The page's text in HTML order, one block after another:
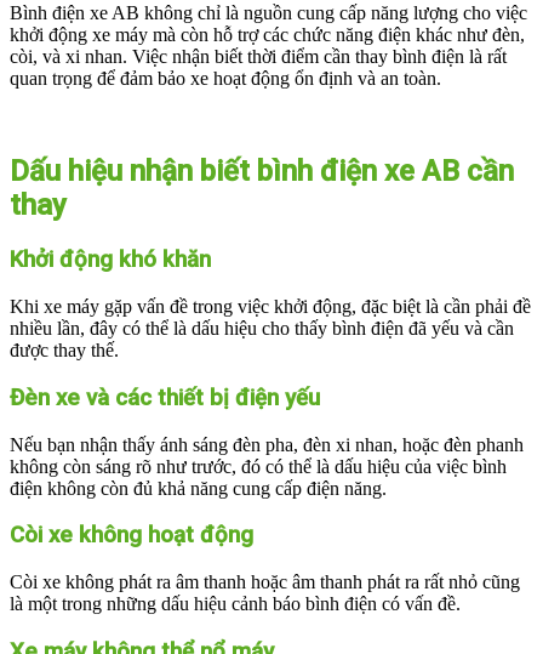
Bình điện xe AB không chỉ là nguồn cung cấp năng lượng cho việc
khởi động xe máy mà còn hỗ trợ các chức năng điện khác như đèn,
còi, và xi nhan. Việc nhận biết thời điểm cần thay bình điện là rất
quan trọng để đảm bảo xe hoạt động ổn định và an toàn.
Dấu hiệu nhận biết bình điện xe AB cần
thay
Khởi động khó khăn
Khi xe máy gặp vấn đề trong việc khởi động, đặc biệt là cần phải đề
nhiều lần, đây có thể là dấu hiệu cho thấy bình điện đã yếu và cần
được thay thế.
Đèn xe và các thiết bị điện yếu
Nếu bạn nhận thấy ánh sáng đèn pha, đèn xi nhan, hoặc đèn phanh
không còn sáng rõ như trước, đó có thể là dấu hiệu của việc bình
điện không còn đủ khả năng cung cấp điện năng.
Còi xe không hoạt động
Còi xe không phát ra âm thanh hoặc âm thanh phát ra rất nhỏ cũng
là một trong những dấu hiệu cảnh báo bình điện có vấn đề.